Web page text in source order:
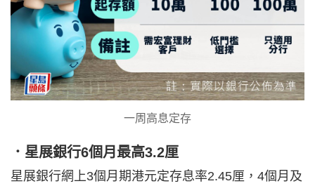
一周高息定存
．星展銀行6個月最高3.2厘
星展銀行網上3個月期港元定存息率2.45厘，4個月及